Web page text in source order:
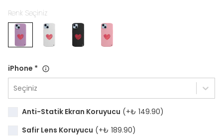
Renk Seçiniz
iPhone *
Seçiniz
Anti-Statik Ekran Koruyucu (+₺ 149.90)
Safir Lens Koruyucu (+₺ 189.90)